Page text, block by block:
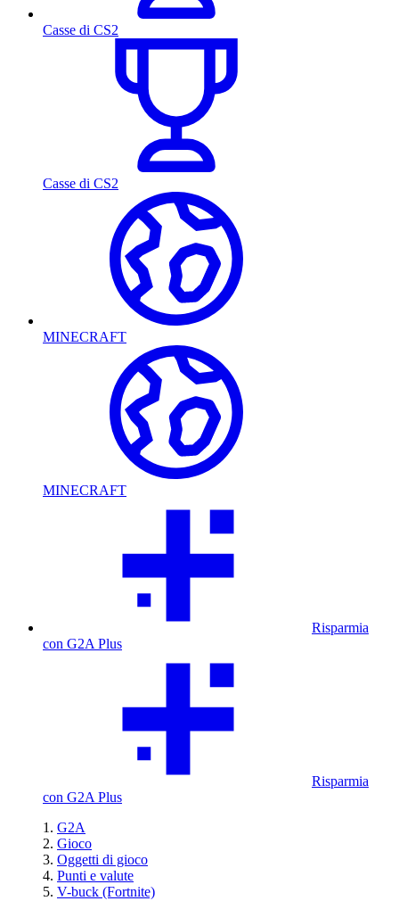
Casse di CS2
Casse di CS2
MINECRAFT
MINECRAFT
Risparmia
con G2A Plus
Risparmia
con G2A Plus
G2A
Gioco
Oggetti di gioco
Punti e valute
V-buck (Fortnite)